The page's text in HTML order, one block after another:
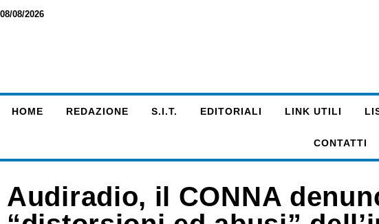
08/08/2026
HOME REDAZIONE S.I.T. EDITORIALI LINK UTILI
CONTATTI
Audiradio, il CONNA